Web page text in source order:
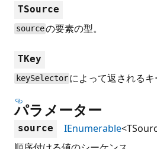
TSource
sourceの要素の型。
TKey
keySelector によって返されるキ
パラメーター
source IEnumerable